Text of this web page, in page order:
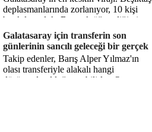
deplasmanlarında zorlanıyor, 10 kişi
bırakılıyorduk. Bu artık öğrendiğimiz
bir gerçek. Sane...
Galatasaray için transferin son
günlerinin sancılı geleceği bir gerçek
Takip edenler, Barış Alper Yılmaz'ın
olası transferiyle alakalı hangi
düşüncede olduğumu bilirler. O